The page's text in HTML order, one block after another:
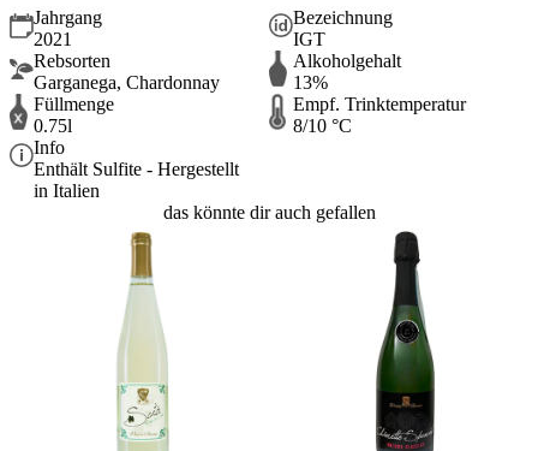
Jahrgang
2021
Bezeichnung
IGT
Rebsorten
Garganega, Chardonnay
Alkoholgehalt
13%
Füllmenge
0.75l
Empf. Trinktemperatur
8/10 °C
Info
Enthält Sulfite - Hergestellt
in Italien
das könnte dir auch gefallen